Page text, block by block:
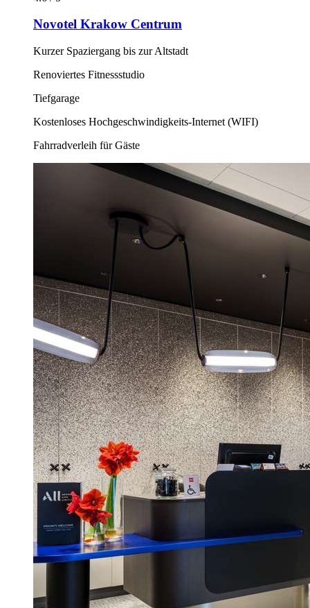
Novotel Krakow Centrum
Kurzer Spaziergang bis zur Altstadt
Renoviertes Fitnessstudio
Tiefgarage
Kostenloses Hochgeschwindigkeits-Internet (WIFI)
Fahrradverleih für Gäste